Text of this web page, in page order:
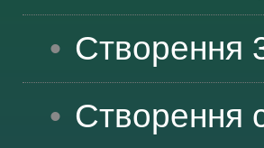
Створення
Створення